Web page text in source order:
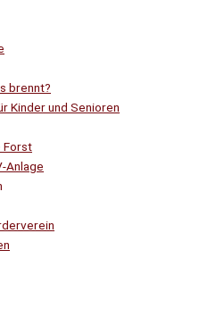
brennt?
Kinder und Senioren
Forst
Anlage